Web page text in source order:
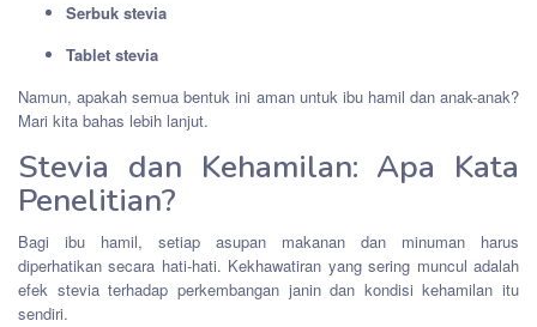
Serbuk stevia
Tablet stevia
Namun, apakah semua bentuk ini aman untuk ibu hamil dan anak-anak?
Mari kita bahas lebih lanjut.
Stevia dan Kehamilan: Apa Kata
Penelitian?
Bagi ibu hamil, setiap asupan makanan dan minuman harus
diperhatikan secara hati-hati. Kekhawatiran yang sering muncul adalah
efek stevia terhadap perkembangan janin dan kondisi kehamilan itu
sendiri.